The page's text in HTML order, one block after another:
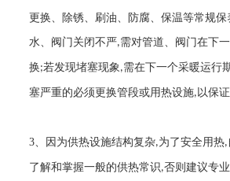
更换、除锈、刷油、防腐、保温等常规
水、阀门关闭不严,需对管道、阀门在下
换;若发现堵塞现象,需在下一个采暖运行
塞严重的必须更换管段或用热设施, 以保
3、因为供热设施结构复杂,为了安全用热,
了解和掌握一般的供热常识,否则建议专